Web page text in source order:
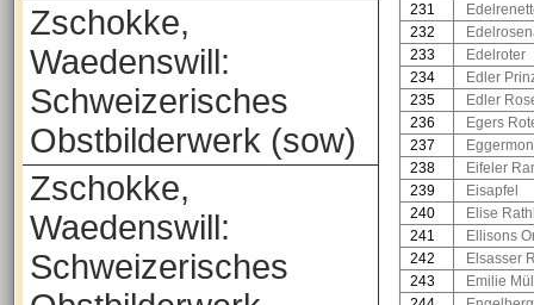
Zschokke,
Waedenswill:
Schweizerisches
Obstbilderwerk (sow)
Zschokke,
Waedenswill:
Schweizerisches
231
232
233
Edelroter
234
Edler
235
Edler
236
Egers
237
238
Eifeler
239
Eisapfel
240
Elise
241
Ellisons
242
Elsasser
243
Emilie